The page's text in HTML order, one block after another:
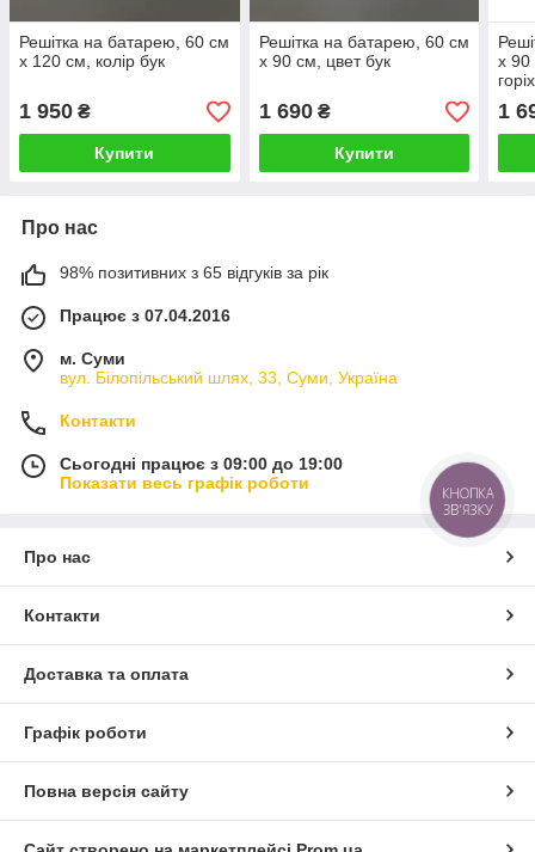
Решітка на батарею, 60 см
х 120 см, колір бук
1 950 ₴
Купити
Решітка на батарею, 60 см
х 90 см, цвет бук
1 690₴
Купити
х 90
горіх
1
Про нас
98% позитивних з 65 відгуків за рік
Працює з 07.04.2016
м. Суми
вул. Білопільський шлях, 33, Суми, Україна
Контакти
Сьогодні працює з 09:00 до 19:00
Показати весь графік роботи
Про нас
Контакти
Доставка та оплата
Графік роботи
Повна версія сайту
КНОПКА
ЗВ'ЯЗКУ